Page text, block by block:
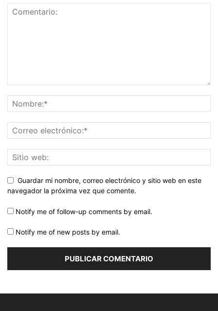
Guardar mi nombre, correo electrónico y sitio web en este
navegador la próxima vez que comente.
Notify me of follow-up comments by email.
Notify me of new posts by email.